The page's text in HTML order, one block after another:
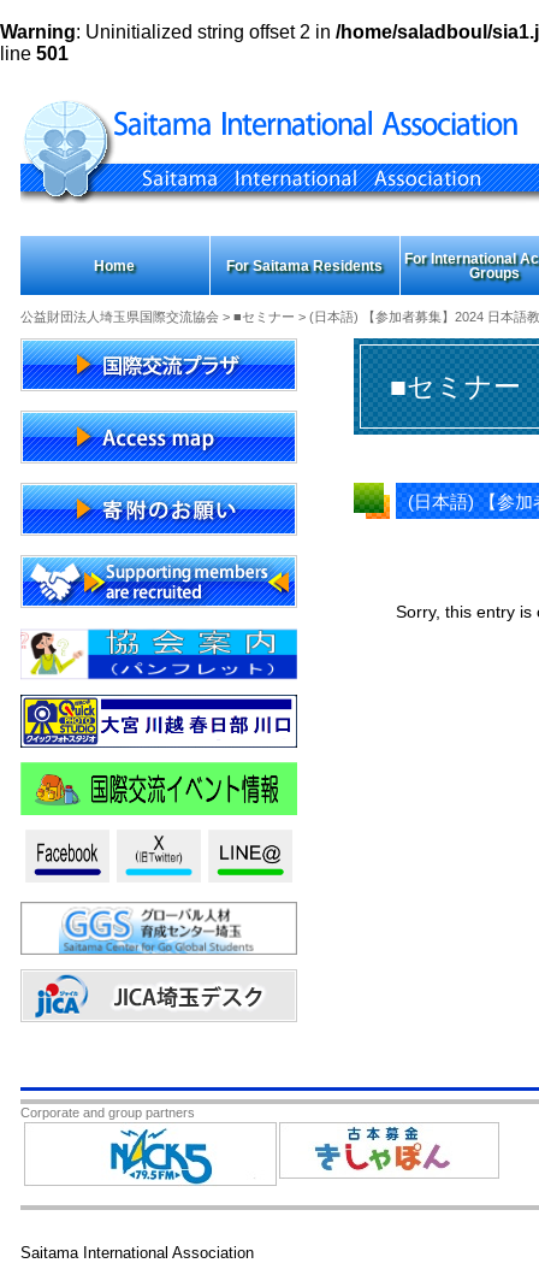
Warning: Uninitialized string offset 2 in /home/saladboul/
line 501
Home For Saitama Residents
For International
Groups
公益財団法人埼玉県国際交流協会> ■セミナー > (日本語) 【参加者募集】2024 日本語
■セミナー
(日本語) 【参加
Sorry, this entry
Corporate and group partners
Saitama International Association